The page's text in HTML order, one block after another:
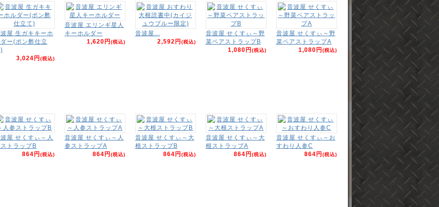
屋 生ガキキーホ
ー(ポン酢仕立
3,024円(税込)
音波屋 エリンギ星人
キーホルダー
1,620円(税込)
音波屋...
2,592円(税込)
音波屋 せくすぃ～野
菜ペアストラップB
1,080円(税込)
音波屋 せくすぃ～野
菜ペアストラップA
1,080円(税込)
屋 せくすぃ～人
トラップB
864円(税込)
音波屋 せくすぃ～人
参ストラップA
864円(税込)
音波屋 せくすぃ～大
根ストラップB
864円(税込)
音波屋 せくすぃ～大
根ストラップA
864円(税込)
音波屋 せくすぃ～お
すわり人参C
864円(税込)